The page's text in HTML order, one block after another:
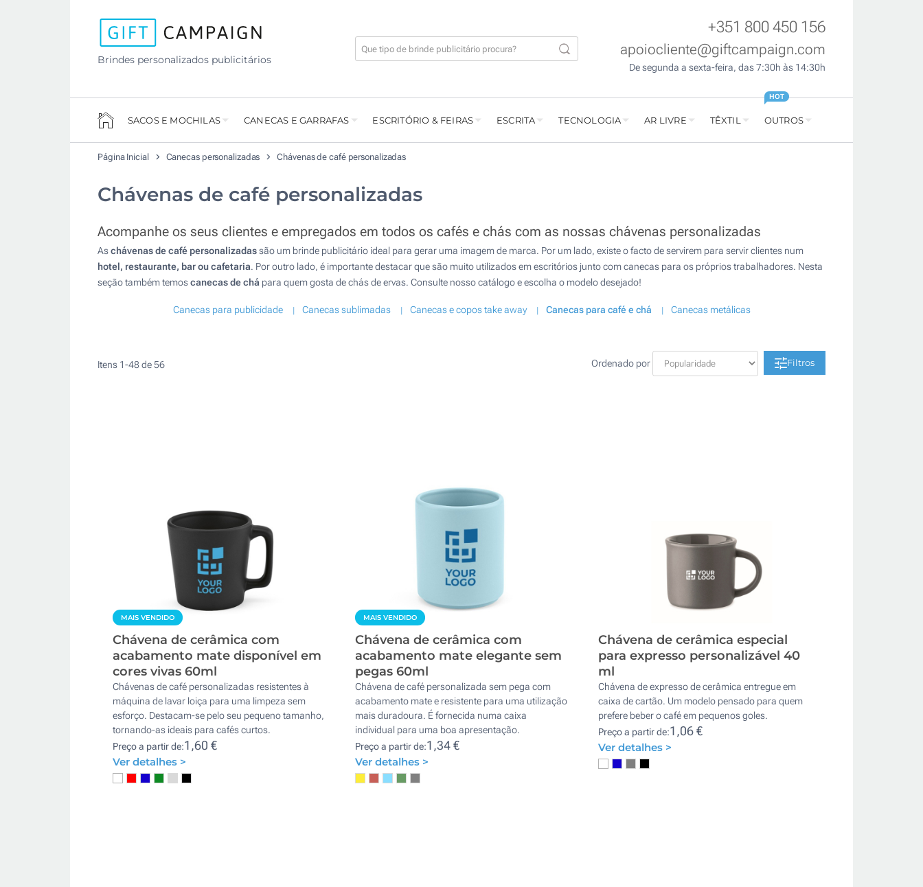
Brindes personalizados publicitários
+351 800 450 156
apoiocliente@giftcampaign.com
De segunda a sexta-feira, das 7:30h às 14:30h
SACOS E MOCHILAS CANECAS E GARRAFAS ESCRITÓRIO & FEIRAS ESCRITA TECNOLOGIA AR LIVRE TÊXTIL OUTROS
HOT
Página Inicial Canecas personalizadas Chávenas de café personalizadas
Chávenas de café personalizadas
Acompanhe os seus clientes e empregados em todos os cafés e chás com as nossas chávenas personalizadas
Aschávenas de café personalizadassão um brinde publicitário ideal para gerar uma imagem de marca. Por um lado, existe o facto de servirem para servir clientes num
hotel, restaurante, bar ou cafetaria. Por outro lado, é importante destacar que são muito utilizados em escritórios junto com canecas para os próprios trabalhadores. Nesta
seção também temoscanecas de chá para quem gosta de chás de ervas. Consulte nosso catálogo e escolha o modelo desejado!
Canecas para publicidade Canecas sublimadas Canecas e copos take away Canecas para café e chá Canecas metálicas
Itens 1-48de56 Ordenado por Filtros
MAIS VENDIDO
Chávena de cerâmica com
acabamento mate disponível em
cores vivas 60ml
Chávenas de café personalizadas resistentes à
máquina de lavar loiça para uma limpeza sem
esforço. Destacam-se pelo seu pequeno tamanho,
tornando-as ideais para cafés curtos.
Preço a partir de:1,60 €
Ver detalhes >
MAIS VENDIDO
Chávena de cerâmica com
acabamento mate elegante sem
pegas 60ml
Chávena de café personalizada sem pega com
acabamento mate e resistente para uma utilização
mais duradoura. É fornecida numa caixa
individual para uma boa apresentação.
Preço a partir de:1,34 €
Ver detalhes >
Chávena de cerâmica especial
para expresso personalizável 40
ml
Chávena de expresso de cerâmica entregue em
caixa de cartão. Um modelo pensado para quem
prefere beber o café em pequenos goles.
Preço a partir de:1,06 €
Ver detalhes >